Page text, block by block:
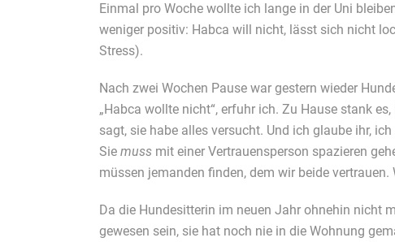
Einmal pro Woche wollte ich lange in der Uni
weniger positiv: Habca will nicht, lässt sich nicht
Stress).
Nach zwei Wochen Pause war gestern wieder
„Habca wollte nicht“, erfuhr ich. Zu Hause stank
sagt, sie habe alles versucht. Und ich glaube ihr,
Sie muss mit einer Vertrauensperson spazieren
müssen jemanden finden, dem wir beide vertrauen.
Da die Hundesitterin im neuen Jahr ohnehin nicht
gewesen sein, sie hat noch nie in die Wohnung